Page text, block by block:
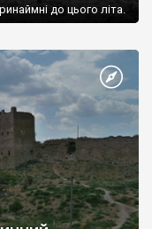
до цього літа.